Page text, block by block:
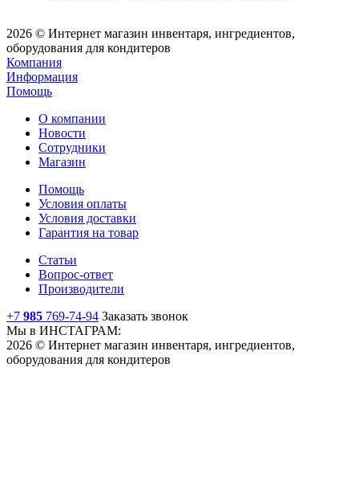
2026 © Интернет магазин инвентаря, ингредиентов,
оборудования для кондитеров
Компания
Информация
Помощь
О компании
Новости
Сотрудники
Магазин
Помощь
Условия оплаты
Условия доставки
Гарантия на товар
Статьи
Вопрос-ответ
Производители
+7 985 769-74-94 Заказать звонок
Мы в ИНСТАГРАМ:
2026 © Интернет магазин инвентаря, ингредиентов,
оборудования для кондитеров